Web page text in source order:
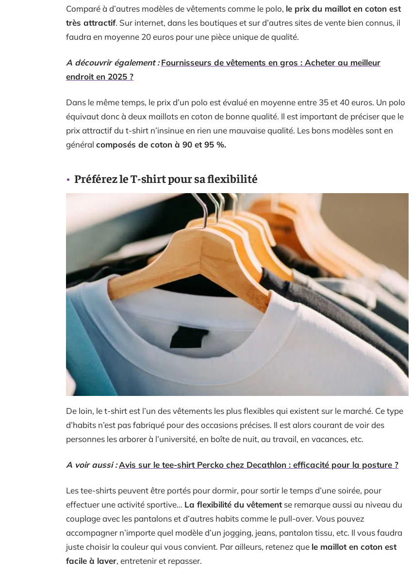
Comparé à d’autres modèles de vêtements comme le polo, le prix du maillot en coton est
très attractif. Sur internet, dans les boutiques et sur d’autres sites de vente bien connus, il
faudra en moyenne 20 euros pour une pièce unique de qualité.
A découvrir également : Fournisseurs de vêtements en gros : Acheter au meilleur
endroit en 2025 ?
Dans le même temps, le prix d’un polo est évalué en moyenne entre 35 et 40 euros. Un polo
équivaut donc à deux maillots en coton de bonne qualité. Il est important de préciser que le
prix attractif du t-shirt n’insinue en rien une mauvaise qualité. Les bons modèles sont en
général composés de coton à 90 et 95 %.
Préférez le T-shirt pour sa flexibilité
De loin, le t-shirt est l’un des vêtements les plus flexibles qui existent sur le marché. Ce type
d’habits n’est pas fabriqué pour des occasions précises. Il est alors courant de voir des
personnes les arborer à l’université, en boîte de nuit, au travail, en vacances, etc.
A voir aussi :Avis sur le tee-shirt Percko chez Decathlon : efficacité pour la posture ?
Les tee-shirts peuvent être portés pour dormir, pour sortir le temps d’une soirée, pour
effectuer une activité sportive… La flexibilité du vêtementse remarque aussi au niveau du
couplage avec les pantalons et d’autres habits comme le pull-over. Vous pouvez
accompagner n’importe quel modèle d’un jogging, jeans, pantalon tissu, etc. Il vous faudra
juste choisir la couleur qui vous convient. Par ailleurs, retenez que le maillot en coton est
facile à laver, entretenir et repasser.